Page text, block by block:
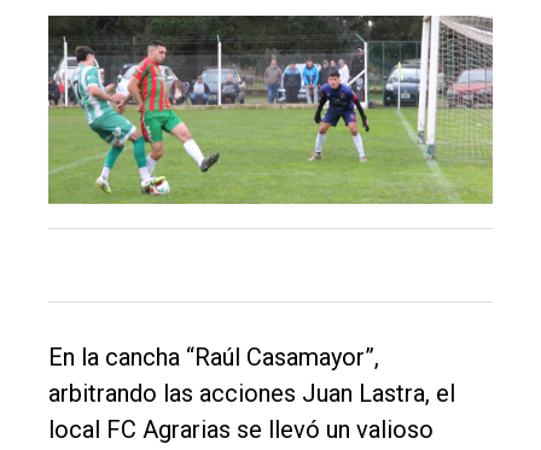
único
DIARIO
Balcarce
Inicio
Política
Cultura
En la cancha “Raúl Casamayor”,
arbitrando las acciones Juan Lastra, el
local FC Agrarias se llevó un valioso